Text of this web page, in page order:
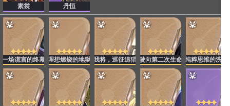
素裳 丹恒
一场谎言的终幕 理想燃烧的地狱 我将，巡征追猎 驶向第二次生命 纯粹思维的洗礼